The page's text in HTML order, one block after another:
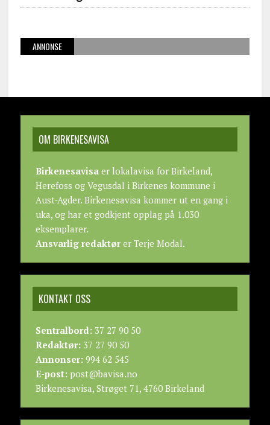
ANNONSE
OM BIRKENESAVISA
Birkenesavisaer lokalavisa for Birkeland,
Herefoss og Vegusdal i Birkenes kommune i
Aust-Agder. Birkenesavisa kommer ut en gang i
uka, og har et godkjent opplag på 1.030
eksemplarer.
Ansvarlig redaktører Terje Modal.
KONTAKT OSS
Sentralbord:37 27 90 50
Redaktør:37 27 90 50
Annonser:994 62 545
E-post:post@bavisa.no
Birkenesavisa, Strøget 71, 4760 Birkeland